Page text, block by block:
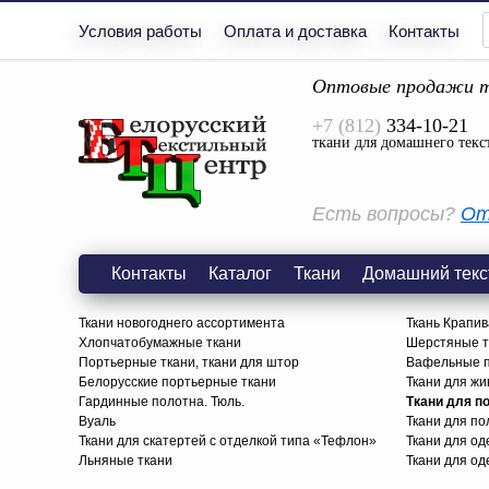
Условия работы Оплата и доставка Контакты
Оптовые продажи
+7 (812) 334-10-21
ткани для домашнего
Есть вопросы?
Контакты Каталог Ткани Домашний
Ткани новогоднего ассортимента
Хлопчатобумажные ткани
Портьерные ткани, ткани для штор
Белорусские портьерные ткани
Гардинные полотна. Тюль.
Вуаль
Ткани для скатертей с отделкой типа «Тефлон»
Льняные ткани
Ткань
Шерстяные
Вафельные
Ткани для
Ткани для
Ткани для
Ткани для
Ткани для